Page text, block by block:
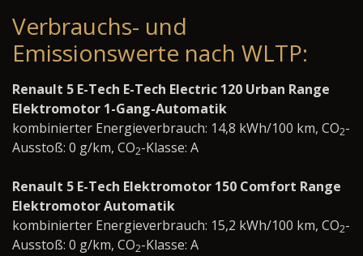
Verbrauchs- und
Emissionswerte nach WLTP:
Renault 5 E-Tech E-Tech Electric 120 Urban Range
Elektromotor 1-Gang-Automatik
kombinierter Energieverbrauch: 14,8 kWh/100 km, CO2-
Ausstoß: 0 g/km, CO2-Klasse: A
Renault 5 E-Tech Elektromotor 150 Comfort Range
Elektromotor Automatik
kombinierter Energieverbrauch: 15,2 kWh/100 km, CO2-
Ausstoß: 0 g/km, CO2-Klasse: A